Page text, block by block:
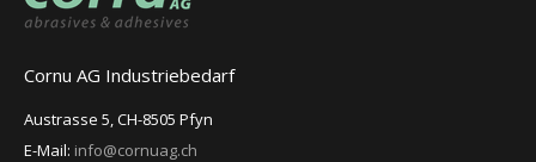
Cornu AG Industriebedarf
Austrasse 5, CH-8505 Pfyn
E-Mail: info@cornuag.ch